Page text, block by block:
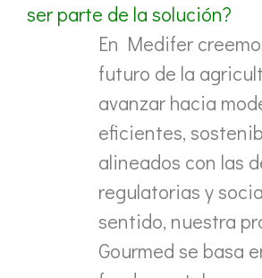
ser parte de la solución?
En Medifer
futuro de la
avanzar hacia
eficientes,
alineados con las
regulatorias y
sentido, nuestra
Gourmed se basa